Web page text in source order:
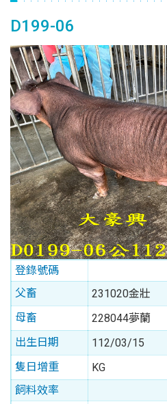
D199-06
登錄號碼
父畜
231020金壯
母畜
228044夢蘭
出生日期
112/03/15
隻日增重
KG
飼料效率